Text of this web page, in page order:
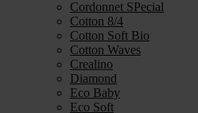
Cordonnet SPecial
Cotton 8/4
Cotton Soft Bio
Cotton Waves
Crealino
Diamond
Eco Baby
Eco Soft